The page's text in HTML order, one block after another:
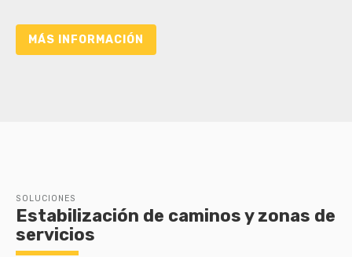
MÁS INFORMACIÓN
SOLUCIONES
Estabilización de caminos y zonas de
servicios